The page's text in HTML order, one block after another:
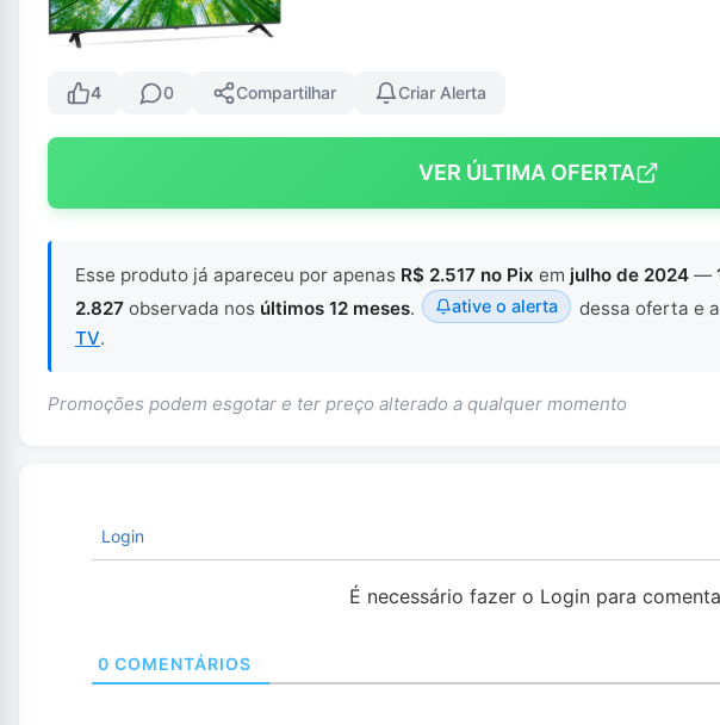
4 0 Compartilhar Criar Alerta
VER ÚLTIMA OFERTA
Esse produto já apareceu por apenas R$ 2.517 no Pix em julho de 2024 —
2.827 observada nos últimos 12 meses. ative o alerta
dessa oferta e
TV.
Promoções podem esgotar e ter preço alterado a qualquer momento
Login
É necessário fazer o Login para
0 COMENTÁRIOS